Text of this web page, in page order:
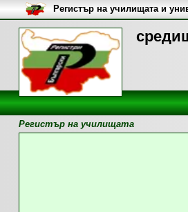
Регистър на училищата и
Регистър на училищата